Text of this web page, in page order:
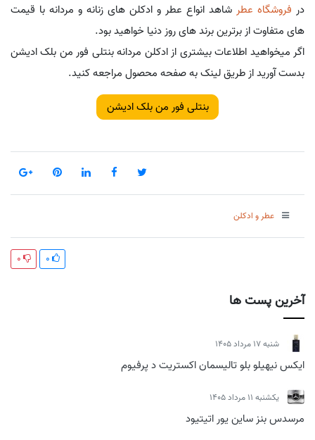
آخرین پست ها
شنبه 17 مرداد 1405
ایکس نیهیلو بلو تالیسمان اکستریت د پرفیوم
يكشنبه 11 مرداد 1405
مرسدس بنز ساین یور اتیتیود
در فروشگاه عطر شاهد انواع عطر و ادکلن های زنانه و مردانه با قیمت
های متفاوت از برترین برند های روز دنیا خواهید بود.
اگر میخواهید اطلاعات بیشتری از ادکلن مردانه بنتلی فور من بلک ادیشن
بدست آورید از طریق لینک به صفحه محصول مراجعه کنید.
بنتلی فور من بلک ادیشن
عطر و ادکلن